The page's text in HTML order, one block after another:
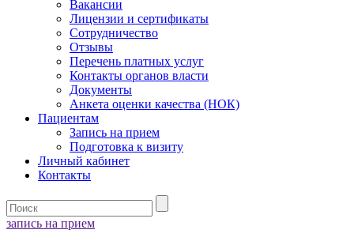
Вакансии
Лицензии и сертификаты
Сотрудничество
Отзывы
Перечень платных услуг
Контакты органов власти
Документы
Анкета оценки качества (НОК)
Пациентам
Запись на прием
Подготовка к визиту
Личный кабинет
Контакты
запись на прием